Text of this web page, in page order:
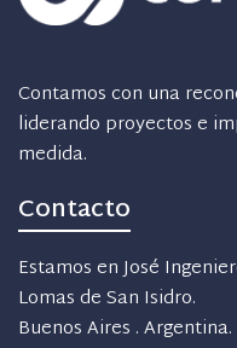
Contamos con una
liderando proyectos e
medida.
Contacto
Estamos en José
Lomas de San Isidro.
Buenos Aires . Argentina.